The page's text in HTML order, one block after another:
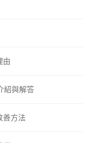
由
紹與解答
善方法